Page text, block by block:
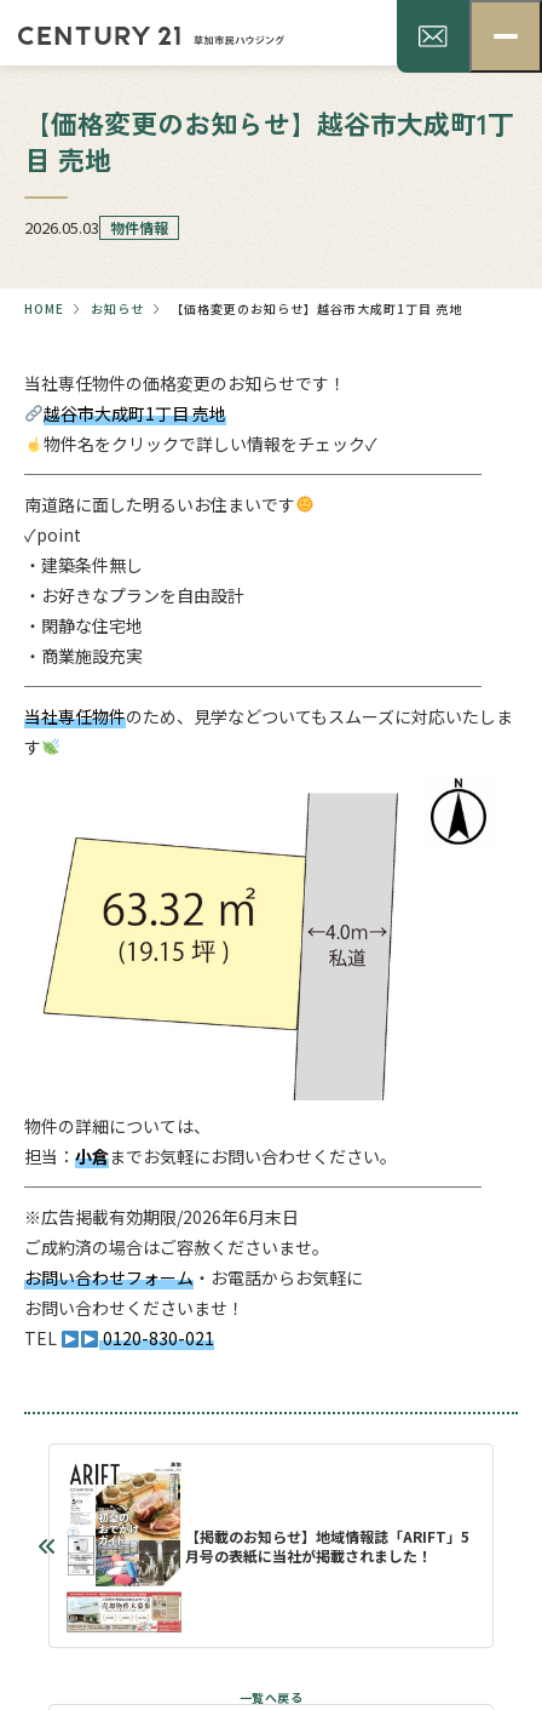
【価格変更のお知らせ】越谷市大成町1丁
目 売地
2026.05.03 物件情報
HOME お知らせ 【価格変更のお知らせ】越谷市大成町1丁目 売地
当社専任物件の価格変更のお知らせです！
越谷市大成町1丁目 売地
物件名をクリックで詳しい情報をチェック✓
───────────────────────────
南道路に面した明るいお住まいです
✓point
・建築条件無し
・お好きなプランを自由設計
・閑静な住宅地
・商業施設充実
───────────────────────────
当社専任物件のため、見学などついてもスムーズに対応いたしま
す
物件の詳細については、
担当： 小倉までお気軽にお問い合わせください。
───────────────────────────
※広告掲載有効期限/2026年6月末日
ご成約済の場合はご容赦くださいませ。
お問い合わせフォーム ・お電話からお気軽に
お問い合わせくださいませ！
TEL
0120-830-021
【掲載のお知らせ】地域情報誌「ARIFT」5
月号の表紙に当社が掲載されました！